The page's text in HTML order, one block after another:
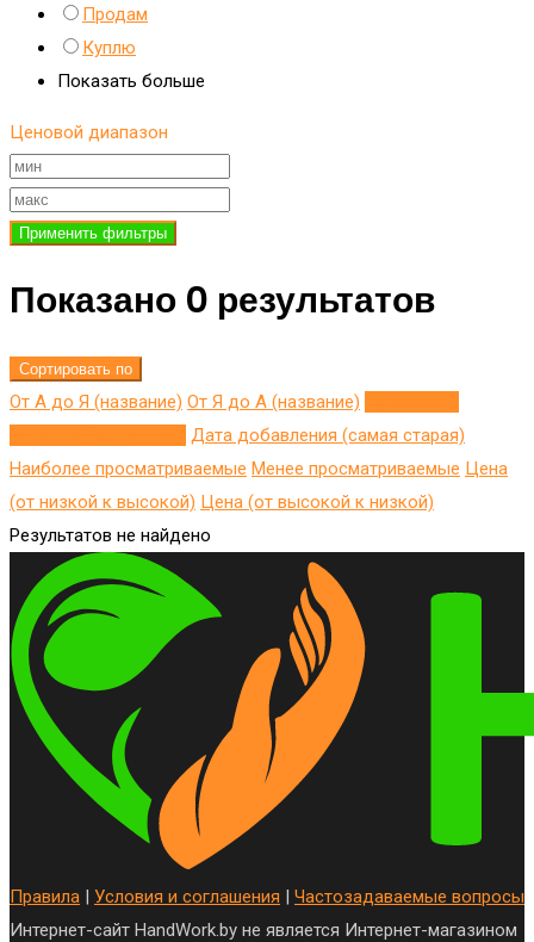
Продам
Куплю
Показать больше
Ценовой диапазон
Применить фильтры
Показано 0 результатов
Сортировать по
От А до Я (название) От Я до A (название)
Дата добавления (самая старая)
Наиболее просматриваемые Менее просматриваемые Цена
(от низкой к высокой) Цена (от высокой к низкой)
Результатов не найдено
Правила | Условия и соглашения | Частозадаваемые вопросы
Интернет-сайт HandWork.by не является Интернет-магазином